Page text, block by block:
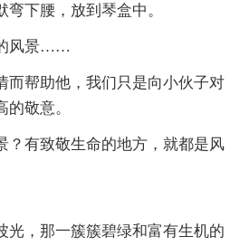
下腰，放到琴盒中。
风景……
而帮助他，我们只是向小伙子对
敬意。
？有致敬生命的地方，就都是风
光，那一簇簇碧绿和富有生机的